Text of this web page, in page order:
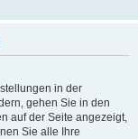
in der
gehen Sie in den
auf der Seite angezeigt,
Sie alle Ihre